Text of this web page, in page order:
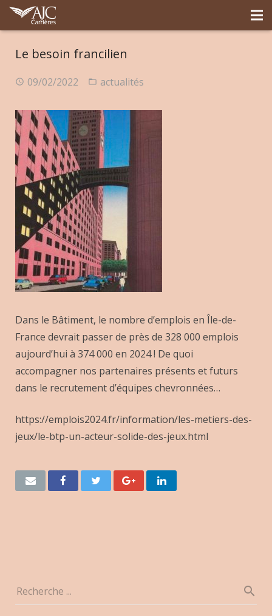
Le besoin francilien
09/02/2022 actualités
Dans le Bâtiment, le nombre d’emplois en Île-de-
France devrait passer de près de 328 000 emplois
aujourd’hui à 374 000 en 2024 ! De quoi
accompagner nos partenaires présents et futurs
dans le recrutement d’équipes chevronnées…
https://emplois2024.fr/information/les-metiers-des-
jeux/le-btp-un-acteur-solide-des-jeux.html